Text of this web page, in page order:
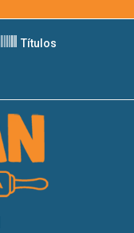
Títulos